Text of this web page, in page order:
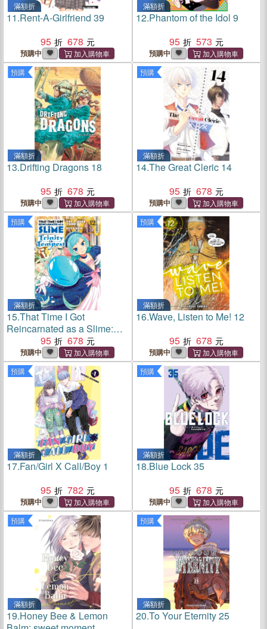
滿額折
11.Rent-A-Girlfriend 39
95
678
預購中
滿額折
12.Phantom of the Idol 9
95
573
預購中
預購
滿額折
13.Drifting Dragons 18
95
678
預購中
預購
滿額折
14.The Great Cleric 14
95
678
預購中
預購
滿額折
15.That Time I Got
Reincarnated as a Slime:
Trinity in Tempest (Manga)
95 678
預購中
預購
滿額折
16.Wave, Listen to Me! 12
95
678
預購中
預購
滿額折
17.Fan/Girl X Call/Boy 1
95
782
預購中
預購
滿額折
18.Blue Lock 35
95
678
預購中
預購
滿額折
19.Honey Bee & Lemon
預購
滿額折
20.To Your Eternity 25